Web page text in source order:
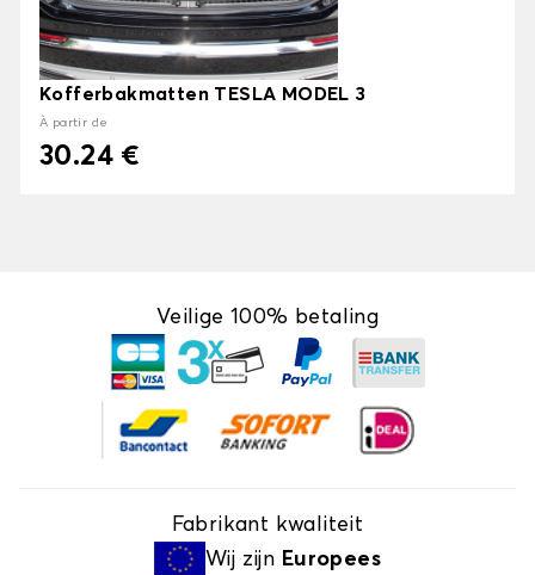
Kofferbakmatten TESLA MODEL 3
À partir de
30.24 €
Veilige 100% betaling
Fabrikant kwaliteit
Wij zijn Europees